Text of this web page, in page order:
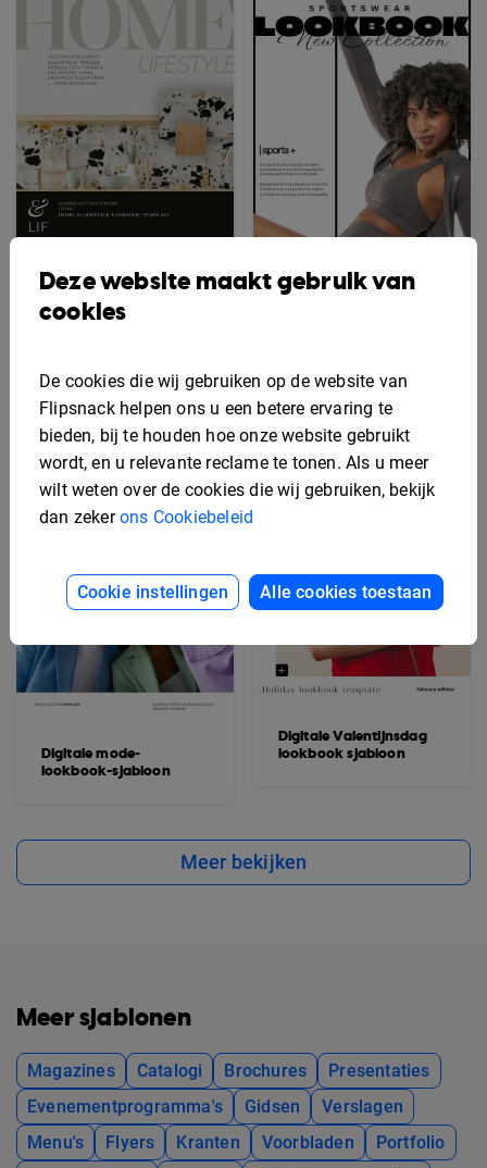
Voorbeeld van een
Digitale mode-
lookbook-sjabloon
Digitale Valentijnsdag
lookbook sjabloon
Meer bekijken
Meer sjablonen
Magazines Catalogi Brochures
Presentaties
Evenementprogramma's
Gidsen
Verslagen
Menu's
Flyers Kranten Voorbladen
Portfolio
Deze website maakt gebruik van
cookies
De cookies die wij gebruiken op de website van
Flipsnack helpen ons u een betere ervaring te
bieden, bij te houden hoe onze website gebruikt
wordt, en u relevante reclame te tonen. Als u meer
wilt weten over de cookies die wij gebruiken, bekijk
dan zekerons Cookiebeleid
Cookie instellingen Alle cookies toestaan